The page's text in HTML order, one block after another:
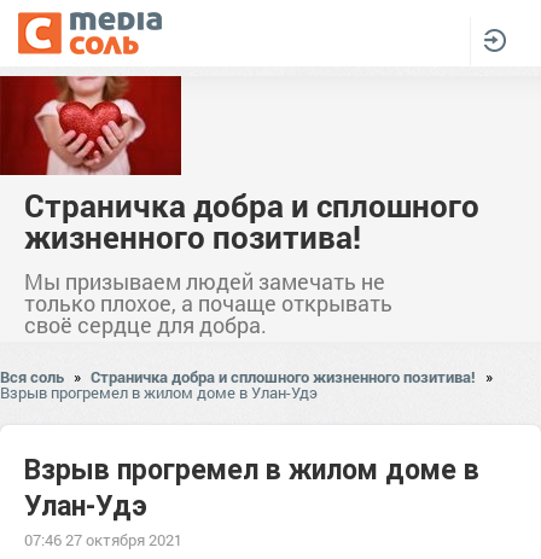
Страничка добра и сплошного
жизненного позитива!
Мы призываем людей замечать не
только плохое, а почаще открывать
своё сердце для добра.
Вся соль » Страничка добра и сплошного жизненного позитива! »
Взрыв прогремел в жилом доме в Улан-Удэ
Взрыв прогремел в жилом доме в
Улан-Удэ
07:46 27 октября 2021